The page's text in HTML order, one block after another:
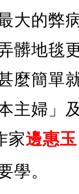
大的弊
髒地毯
麼簡單
主婦」
家邊惠玉
學。